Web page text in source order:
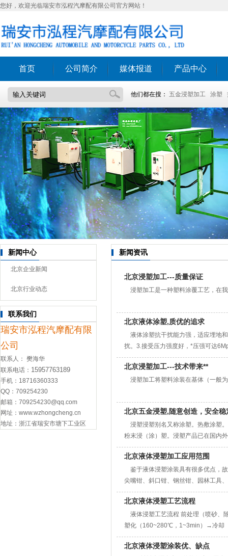
您好，欢迎光临瑞安市泓程汽摩配有限公司官方网站！
首页 公司简介 媒体报道 产品中心
他们都在搜： 五金浸塑加工 涂塑
新闻中心
北京企业新闻
北京行业动态
联系我们
瑞安市泓程汽摩配有限
公司
联系人： 樊海华
联系电话： 15957763189
手机：18716360333
QQ： 709254230
邮箱：709254230@qq.com
网址： www.wzhongcheng.cn
地址：浙江省瑞安市塘下工业区
新闻资讯
北京浸塑加工---质量保证
浸塑加工是一种塑料涂覆工艺，在
北京液体涂塑,质优的追求
液体涂塑抗干扰能力强，适应埋地
扰。3.接受压力强度好，*压强可达
北京浸塑加工---技术带来**
浸塑加工将塑料涂装在基体（一般
北京五金浸塑,随意创造，安全稳
浸塑浸塑别名又称涂塑。热敷涂塑
粉末浸（涂）塑。浸塑产品已在国内
北京液体浸塑加工应用范围
鉴于液体浸塑涂装具有很多优点，
尖嘴钳、斜口钳、钢丝钳、园林工具
北京液体浸塑工艺流程
液体浸塑工艺流程 前处理（喷砂
塑化（160~280℃，1~3min）→冷却
北京液体浸塑涂装优、缺点